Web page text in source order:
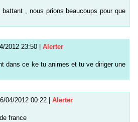
, nous prions beaucoups pour que
2012 23:50 Alerter
dans ce ke tu animes et tu ve diriger une
04/2012 00:22 | Alerter
france